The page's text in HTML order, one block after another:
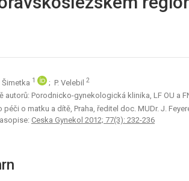
Šimetka 1 ; P. Velebil 2
autorů: Porodnicko-gynekologická klinika, LF OU a
péči o matku a dítě, Praha, ředitel doc. MUDr. J.
Ceska Gynekol 2012; 77(3): 232-236